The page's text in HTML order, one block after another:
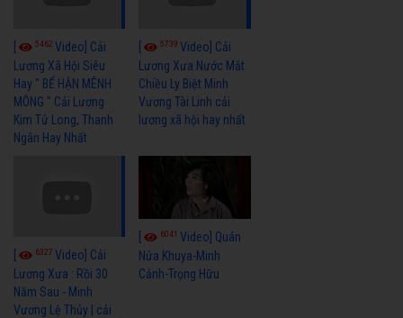
5462 Video] Cải
Lương Xã Hội Siêu
Hay " BỂ HẬN MÊNH
MÔNG " Cải Lương
Kim Tử Long, Thanh
Ngân Hay Nhất
5739Video] Cải
Lương Xưa Nước Mắt
Chiều Ly Biệt Minh
Vương Tài Linh cải
lương xã hội hay nhất
6327 Video] Cải
Lương Xưa : Rồi 30
Năm Sau - Minh
Vương Lệ Thủy | cải
6041Video] Quán
Nửa Khuya-Minh
Cảnh-Trọng Hữu